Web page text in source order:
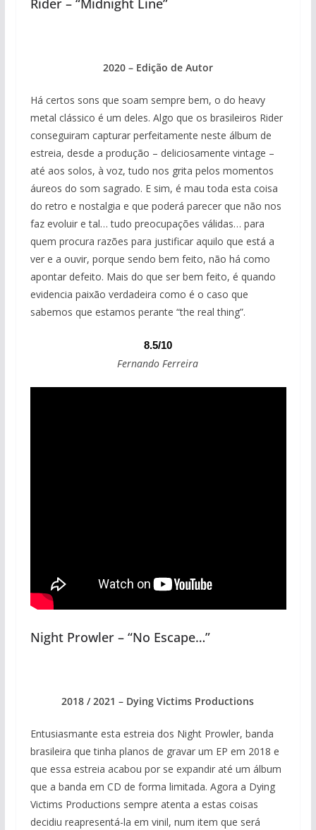
Rider – “Midnight Line”
2020 – Edição de Autor
Há certos sons que soam sempre bem, o do heavy
metal clássico é um deles. Algo que os brasileiros Rider
conseguiram capturar perfeitamente neste álbum de
estreia, desde a produção – deliciosamente vintage –
até aos solos, à voz, tudo nos grita pelos momentos
áureos do som sagrado. E sim, é mau toda esta coisa
do retro e nostalgia e que poderá parecer que não nos
faz evoluir e tal… tudo preocupações válidas… para
quem procura razões para justificar aquilo que está a
ver e a ouvir, porque sendo bem feito, não há como
apontar defeito. Mais do que ser bem feito, é quando
evidencia paixão verdadeira como é o caso que
sabemos que estamos perante “the real thing”.
8.5/10
Fernando Ferreira
Night Prowler – “No Escape…”
2018 / 2021 – Dying Victims Productions
Entusiasmante esta estreia dos Night Prowler, banda
brasileira que tinha planos de gravar um EP em 2018 e
que essa estreia acabou por se expandir até um álbum
que a banda em CD de forma limitada. Agora a Dying
Victims Productions sempre atenta a estas coisas
decidiu reapresentá-la em vinil, num item que será